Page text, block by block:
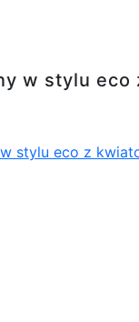
w stylu
stylu eco z